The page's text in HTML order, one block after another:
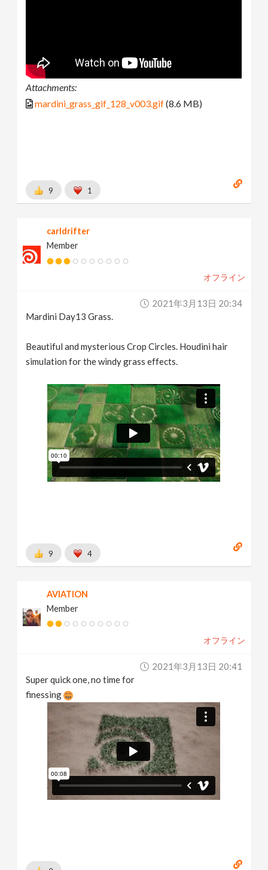
Attachments:
mardini_grass_gif_128_v003.gif(8.6 MB)
9 1
carldrifter
Member
オフライン
2021年3月13日 20:34
Mardini Day13 Grass.
Beautiful and mysterious Crop Circles. Houdini hair
simulation for the windy grass effects.
9 4
AVIATION
Member
オフライン
2021年3月13日 20:41
Super quick one, no time for
finessing